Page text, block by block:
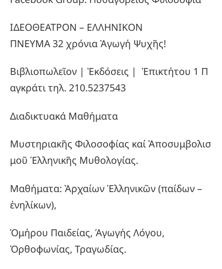
ΙΔΕΟΘΕΑΤΡΟΝ – ΕΛΛΗΝΙΚΟΝ
ΠΝΕΥΜΑ 32 χρόνια Ἀγωγή Ψυχῆς!
Βιβλιοπωλεῖον | Ἐκδόσεις | Ἐπικτήτου 1 Π
αγκράτι τηλ. 210.5237543
Διαδικτυακά Μαθήματα
Μυστηριακῆς Φιλοσοφίας καί Ἀποσυμβολισ
μοῦ Ἑλληνικῆς Μυθολογίας.
Μαθήματα: Ἀρχαίων Ἑλληνικῶν (παίδων –
ἐνηλίκων),
Ὁμήρου Παιδείας, Άγωγής Λόγου,
Ὀρθοφωνίας, Τραγωδίας.